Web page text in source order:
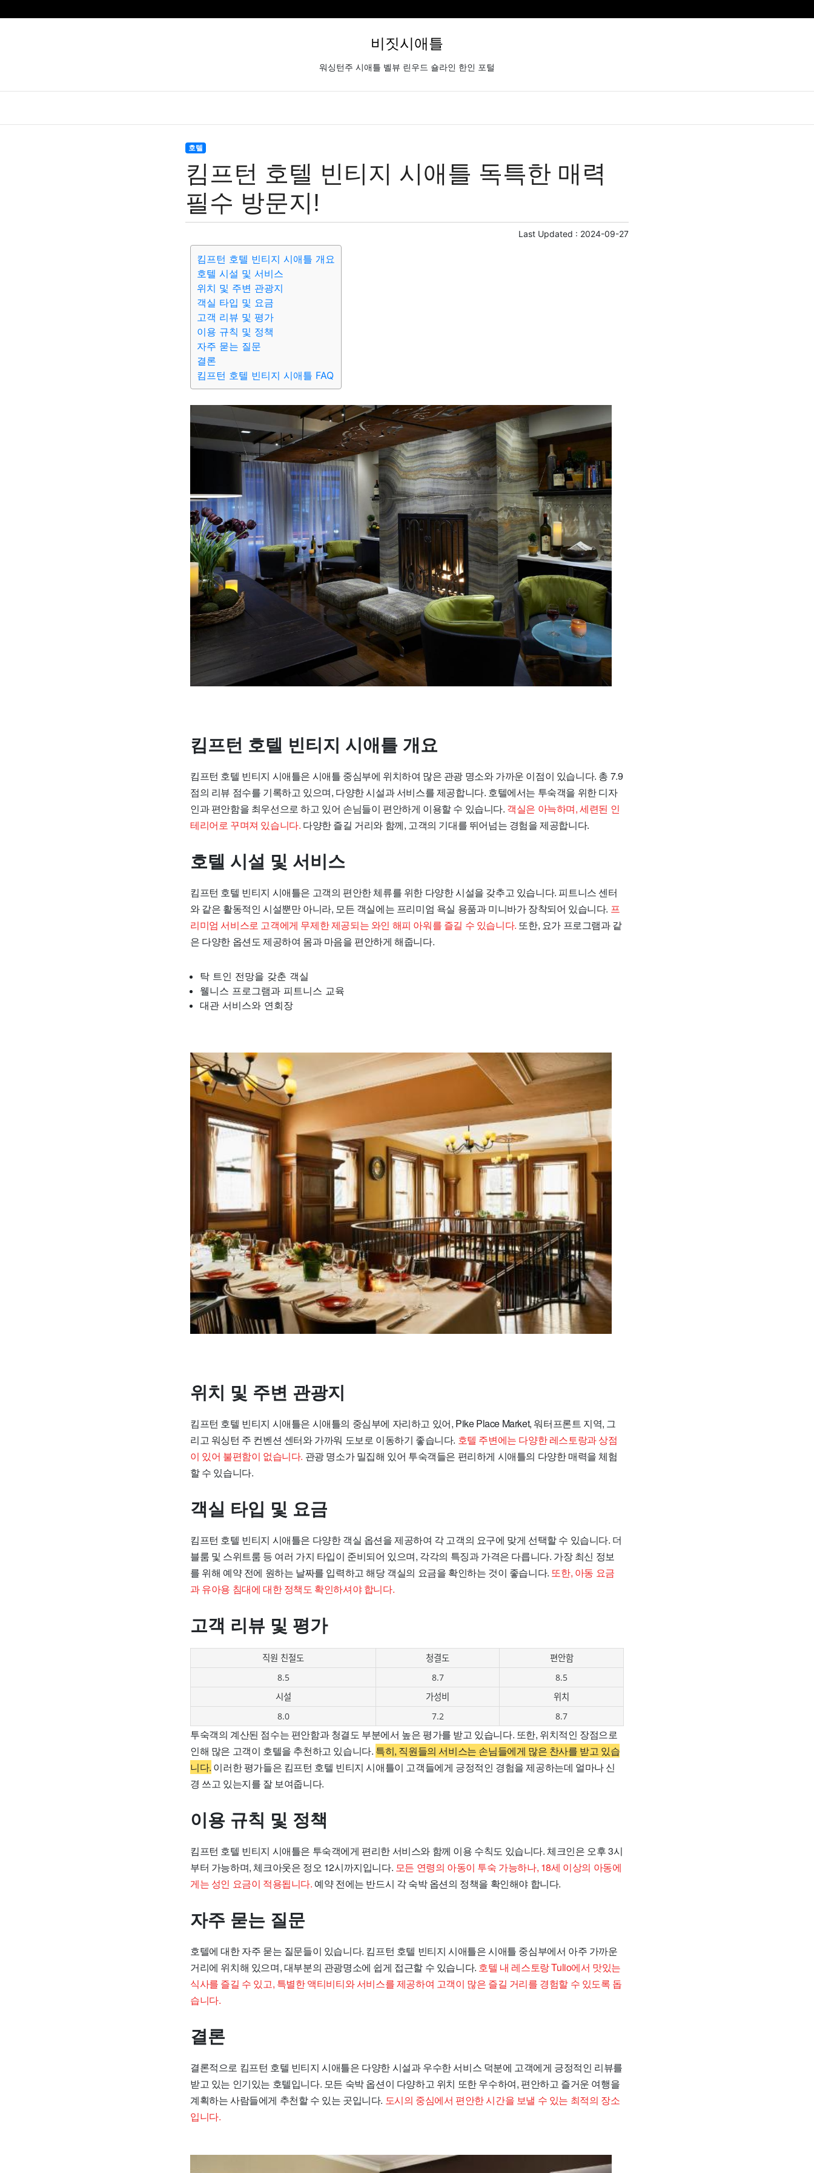
비짓시애틀
워싱턴주 시애틀 벨뷰 린우드 숄라인 한인 포털
호텔
킴프턴 호텔 빈티지 시애틀 독특한 매력
필수 방문지!
Last Updated : 2024-09-27
킴프턴 호텔 빈티지 시애틀 개요
호텔 시설 및 서비스
위치 및 주변 관광지
객실 타입 및 요금
고객 리뷰 및 평가
이용 규칙 및 정책
자주 묻는 질문
결론
킴프턴 호텔 빈티지 시애틀 FAQ
킴프턴 호텔 빈티지 시애틀 개요
킴프턴 호텔 빈티지 시애틀은 시애틀 중심부에 위치하여 많은 관광 명소와 가까운 이점이 있습니다. 총 7.9
점의 리뷰 점수를 기록하고 있으며, 다양한 시설과 서비스를 제공합니다. 호텔에서는 투숙객을 위한 디자
인과 편안함을 최우선으로 하고 있어 손님들이 편안하게 이용할 수 있습니다. 객실은 아늑하며, 세련된 인
테리어로 꾸며져 있습니다. 다양한 즐길 거리와 함께, 고객의 기대를 뛰어넘는 경험을 제공합니다.
호텔 시설 및 서비스
킴프턴 호텔 빈티지 시애틀은 고객의 편안한 체류를 위한 다양한 시설을 갖추고 있습니다. 피트니스 센터
와 같은 활동적인 시설뿐만 아니라, 모든 객실에는 프리미엄 욕실 용품과 미니바가 장착되어 있습니다. 프
리미엄 서비스로 고객에게 무제한 제공되는 와인 해피 아워를 즐길 수 있습니다. 또한, 요가 프로그램과 같
은 다양한 옵션도 제공하여 몸과 마음을 편안하게 해줍니다.
탁 트인 전망을 갖춘 객실
웰니스 프로그램과 피트니스 교육
대관 서비스와 연회장
위치 및 주변 관광지
킴프턴 호텔 빈티지 시애틀은 시애틀의 중심부에 자리하고 있어, Pike Place Market, 워터프론트 지역, 그
리고 워싱턴 주 컨벤션 센터와 가까워 도보로 이동하기 좋습니다. 호텔 주변에는 다양한 레스토랑과 상점
이 있어 불편함이 없습니다. 관광 명소가 밀집해 있어 투숙객들은 편리하게 시애틀의 다양한 매력을 체험
할 수 있습니다.
객실 타입 및 요금
킴프턴 호텔 빈티지 시애틀은 다양한 객실 옵션을 제공하여 각 고객의 요구에 맞게 선택할 수 있습니다. 더
블룸 및 스위트룸 등 여러 가지 타입이 준비되어 있으며, 각각의 특징과 가격은 다릅니다. 가장 최신 정보
를 위해 예약 전에 원하는 날짜를 입력하고 해당 객실의 요금을 확인하는 것이 좋습니다. 또한, 아동 요금
과 유아용 침대에 대한 정책도 확인하셔야 합니다.
고객 리뷰 및 평가
직원 친절도 청결도
편안함
8.5
8.7
8.5
시설
가성비
위치
8.0
7.2 8.7
투숙객의 계산된 점수는 편안함과 청결도 부분에서 높은 평가를 받고 있습니다. 또한, 위치적인 장점으로
인해 많은 고객이 호텔을 추천하고 있습니다. 특히, 직원들의 서비스는 손님들에게 많은 찬사를 받고 있습
니다. 이러한 평가들은 킴프턴 호텔 빈티지 시애틀이 고객들에게 긍정적인 경험을 제공하는데 얼마나 신
경 쓰고 있는지를 잘 보여줍니다.
이용 규칙 및 정책
킴프턴 호텔 빈티지 시애틀은 투숙객에게 편리한 서비스와 함께 이용 수칙도 있습니다. 체크인은 오후 3시
부터 가능하며, 체크아웃은 정오 12시까지입니다. 모든 연령의 아동이 투숙 가능하나, 18세 이상의 아동에
게는 성인 요금이 적용됩니다. 예약 전에는 반드시 각 숙박 옵션의 정책을 확인해야 합니다.
자주 묻는 질문
호텔에 대한 자주 묻는 질문들이 있습니다. 킴프턴 호텔 빈티지 시애틀은 시애틀 중심부에서 아주 가까운
거리에 위치해 있으며, 대부분의 관광명소에 쉽게 접근할 수 있습니다. 호텔 내 레스토랑 Tulio에서 맛있는
식사를 즐길 수 있고, 특별한 액티비티와 서비스를 제공하여 고객이 많은 즐길 거리를 경험할 수 있도록 돕
습니다.
결론
결론적으로 킴프턴 호텔 빈티지 시애틀은 다양한 시설과 우수한 서비스 덕분에 고객에게 긍정적인 리뷰를
받고 있는 인기있는 호텔입니다. 모든 숙박 옵션이 다양하고 위치 또한 우수하여, 편안하고 즐거운 여행을
계획하는 사람들에게 추천할 수 있는 곳입니다. 도시의 중심에서 편안한 시간을 보낼 수 있는 최적의 장소
입니다.